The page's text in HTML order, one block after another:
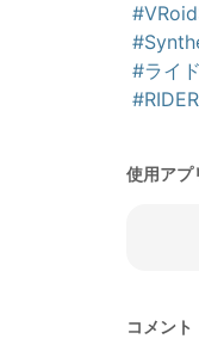
#ライ
使用アプ
コメント